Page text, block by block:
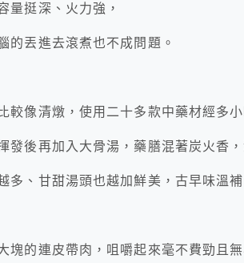
量挺深、火力強，
的丟進去滾煮也不成問題。
較像清燉，使用二十多款中藥材經多小
發後再加入大骨湯，藥膳混著炭火香，
多、甘甜湯頭也越加鮮美，古早味溫
塊的連皮帶肉，咀嚼起來毫不費勁且無